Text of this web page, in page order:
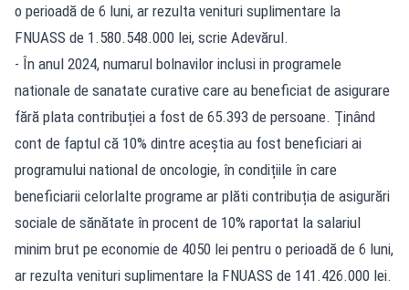
o perioadă de 6 luni, ar rezulta venituri suplimentare la
FNUASS de 1.580.548.000 lei, scrie Adevărul.
- În anul 2024, numarul bolnavilor inclusi in programele
nationale de sanatate curative care au beneficiat de asigurare
fără plata contribuției a fost de 65.393 de persoane. Ținând
cont de faptul că 10% dintre aceștia au fost beneficiari ai
programului national de oncologie, în condițiile în care
beneficiarii celorlalte programe ar plăti contribuția de asigurări
sociale de sănătate în procent de 10% raportat la salariul
minim brut pe economie de 4050 lei pentru o perioadă de 6 luni,
ar rezulta venituri suplimentare la FNUASS de 141.426.000 lei.